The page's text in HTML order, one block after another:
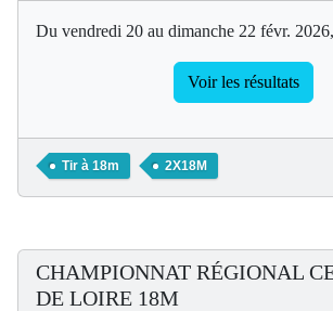
Du vendredi 20 au dimanche 22 févr.
Voir les résultats
Tir à 18m 2X18M
CHAMPIONNAT RÉGIONAL
DE LOIRE 18M